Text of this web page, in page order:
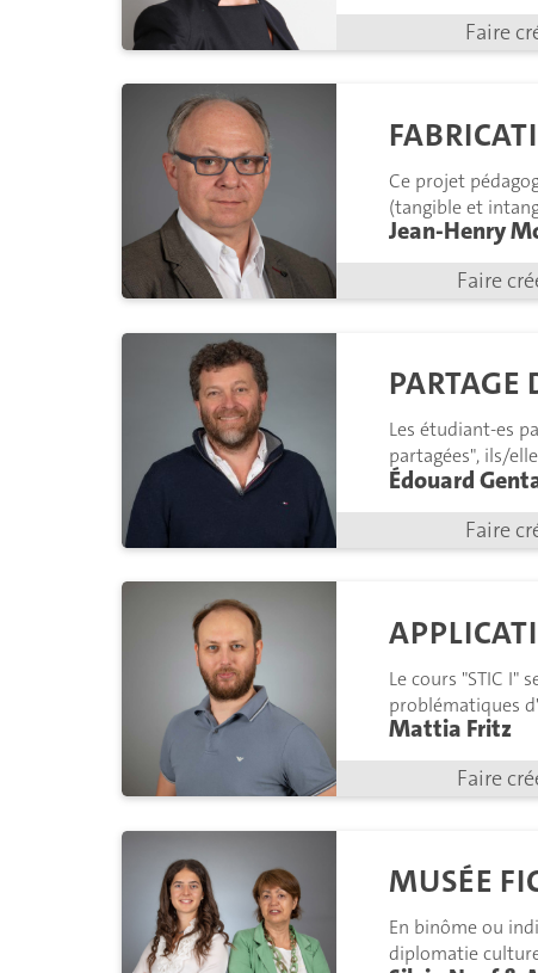
Faire
Jean-Henry
Faire
Ce projet
(tangible et
évolutions de la
PARTAGE
Édouard
Faire
Les étudiant-es
partagées", ils/
prototypes" ils/
Mattia Fritz
Faire
Le cours "STIC
problématiques
MUSÉE
En binôme ou
diplomatie